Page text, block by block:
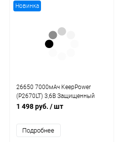
Новинка
26650 7000мАч KeepPower
(P2670LT) 3,6В Защищенный
низкотемпературный Li-Ion
1 498 руб. / шт
Подробнее